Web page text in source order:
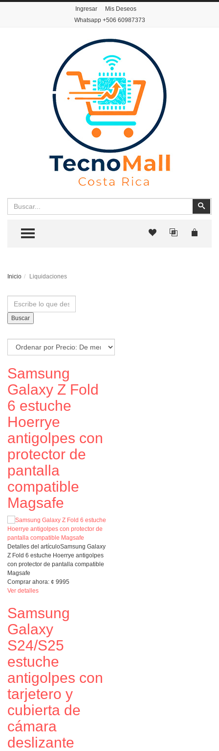
Ingresar
Mis Deseos
Whatsapp+506 60987373
TOGGLE MENU
Inicio Liquidaciones
Buscar
Samsung
Galaxy Z Fold
6 estuche
Hoerrye
antigolpes con
protector de
pantalla
compatible
Magsafe
Detalles del artículoSamsung Galaxy
Z Fold 6 estuche Hoerrye antigolpes
con protector de pantalla compatible
Magsafe
Comprar ahora: ¢ 9995
Ver detalles
Samsung
Galaxy
S24/S25
estuche
antigolpes con
tarjetero y
cubierta de
cámara
deslizante